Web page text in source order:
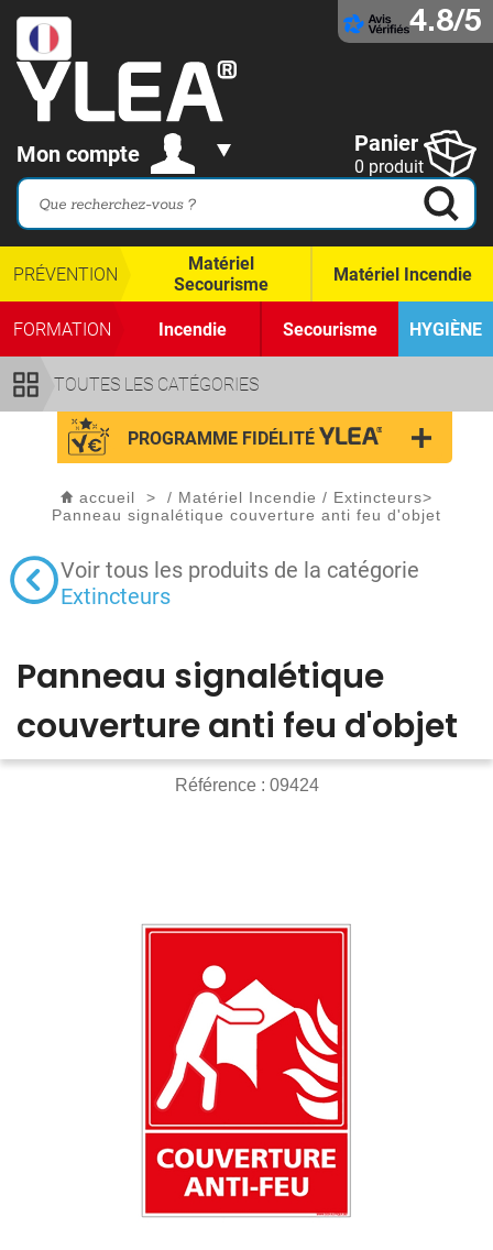
4.8/5
Mon compte Panier
0 produit
TOUTES LES CATÉGORIES
PRÉVENTION
Matériel
Secourisme
Matériel Incendie
FORMATION Incendie Secourisme HYGIÈNE
PROGRAMME FIDÉLITÉ
accueil > / Matériel Incendie / Extincteurs>
Panneau signalétique couverture anti feu d'objet
Voir tous les produits de la catégorie
Extincteurs
Panneau signalétique
couverture anti feu d'objet
Référence : 09424